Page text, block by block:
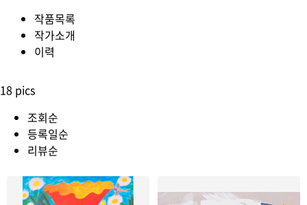
작품목록
작가소개
이력
18 pics
조회순
등록일순
리뷰순